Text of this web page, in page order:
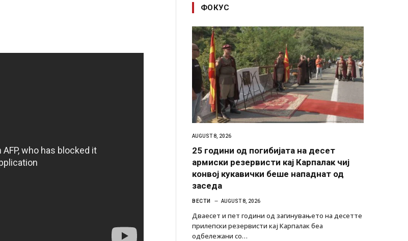
ФОКУС
AUGUST 8, 2026
25 години од погибијата на десет
армиски резервисти кај Карпалак чиј
конвој кукавички беше нападнат од
заседа
ВЕСТИ AUGUST 8, 2026
Дваесет и пет години од загинувањето на десетте
прилепски резервисти кај Карпалак беа
одбележани со…